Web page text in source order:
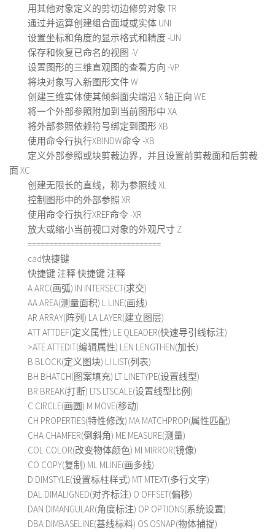
用其他对象定义的剪切边修剪对象 TR
通过并运算创建组合面域或实体 UNI
设置坐标和角度的显示格式和精度 -UN
保存和恢复已命名的视图 -V
设置图形的三维直观图的查看方向 -VP
将块对象写入新图形文件 W
创建三维实体使其倾斜面尖端沿 X 轴正向 WE
将一个外部参照附加到当前图形中 XA
将外部参照依赖符号绑定到图形 XB
使用命令行执行XBINDW命令 -XB
定义外部参照或块剪裁边界，并且设置前剪裁面和后剪裁
面 XC
创建无限长的直线，称为参照线 XL
控制图形中的外部参照 XR
使用命令行执行XREF命令 -XR
放大或缩小当前视口对象的外观尺寸 Z
===============================
cad快捷键
快捷键 注释 快捷键 注释
A ARC(画弧) IN INTERSECT(求交)
AA AREA(测量面积) L LINE(画线)
AR ARRAY(阵列) LA LAYER(建立图层)
ATT ATTDEF(定义属性) LE QLEADER(快速导引线标注)
>ATE ATTEDIT(编辑属性) LEN LENGTHEN(加长)
B BLOCK(定义图块) LI LIST(列表)
BH BHATCH(图案填充) LT LINETYPE(设置线型)
BR BREAK(打断) LTS LTSCALE(设置线型比例)
C CIRCLE(画圆) M MOVE(移动)
CH PROPERTIES(特性修改) MA MATCHPROP(属性匹配)
CHA CHAMFER(倒斜角) ME MEASURE(测量)
COL COLOR(改变物体颜色) MI MIRROR(镜像)
CO COPY(复制) ML MLINE(画多线)
D DIMSTYLE(设置标柱样式) MT MTEXT(多行文字)
DAL DIMALIGNED(对齐标注) O OFFSET(偏移)
DAN DIMANGULAR(角度标注) OP OPTIONS(系统设置)
DBA DIMBASELINE(基线标料) OS OSNAP(物体捕捉)